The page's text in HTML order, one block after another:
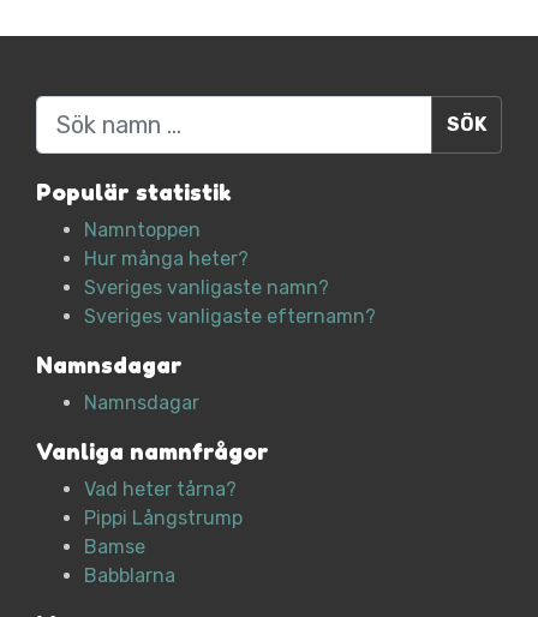
Sök
Populär statistik
Namntoppen
Hur många heter?
Sveriges vanligaste namn?
Sveriges vanligaste efternamn?
Namnsdagar
Namnsdagar
Vanliga namnfrågor
Vad heter tårna?
Pippi Långstrump
Bamse
Babblarna